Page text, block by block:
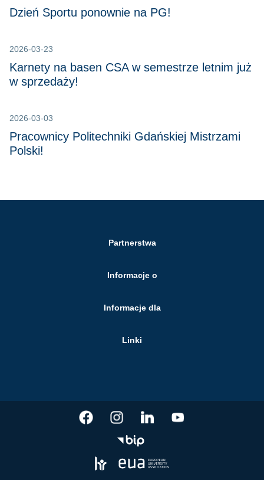
Dzień Sportu ponownie na PG!
2026-03-23
Karnety na basen CSA w semestrze letnim już
w sprzedaży!
2026-03-03
Pracownicy Politechniki Gdańskiej Mistrzami
Polski!
Partnerstwa
Informacje o
Informacje dla
Linki